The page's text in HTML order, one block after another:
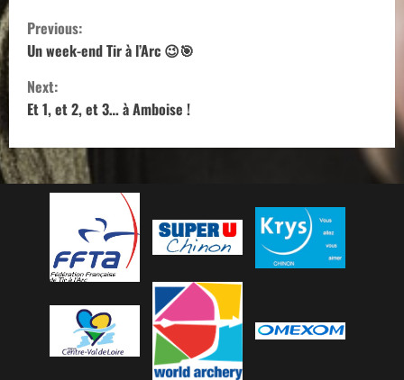
C
o
n
i
Previous:
Un week-end Tir à l’Arc 😉🎯
Next:
Et 1, et 2, et 3… à Amboise !